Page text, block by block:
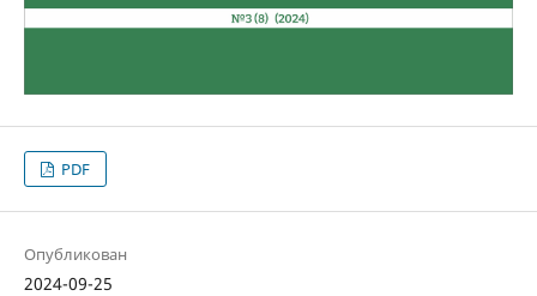
PDF
Опубликован
2024-09-25